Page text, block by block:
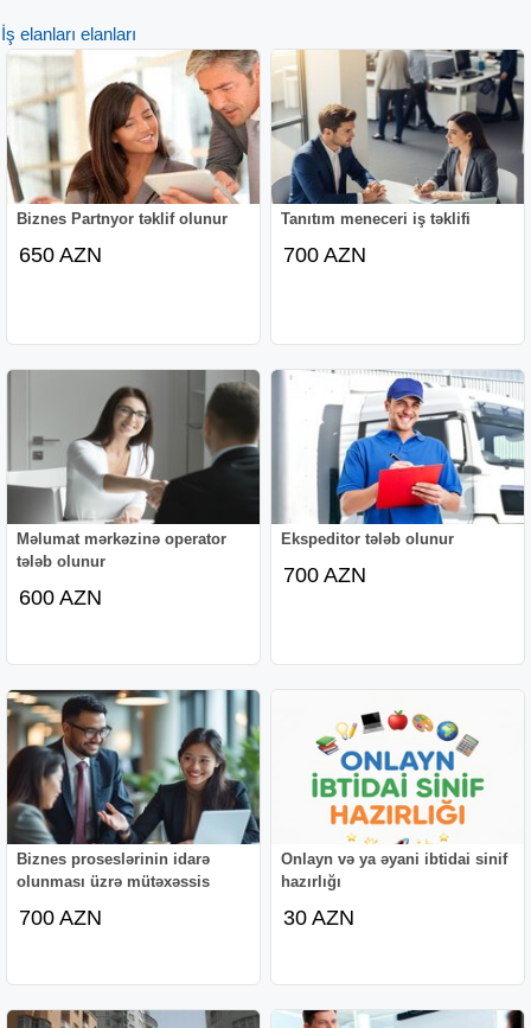
İş elanları elanları
Biznes Partnyor təklif olunur
650 AZN
Tanıtım meneceri iş təklifi
700 AZN
Məlumat mərkəzinə operator
tələb olunur
600 AZN
Ekspeditor tələb olunur
700 AZN
Biznes proseslərinin idarə
olunması üzrə mütəxəssis
700 AZN
Onlayn və ya əyani ibtidai sinif
hazırlığı
30 AZN